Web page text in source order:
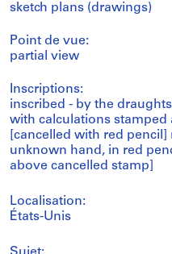
sketch plans (drawings)
Point de vue:
partial view
Inscriptions:
inscribed - by the
with calculations stamped
[cancelled with red
unknown hand, in red
above cancelled stamp]
Localisation:
États-Unis